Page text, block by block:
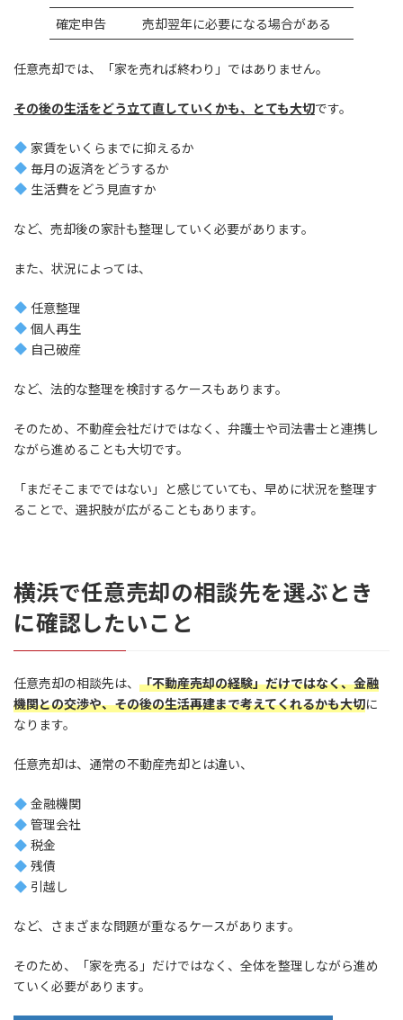
確定申告
売却翌年に必要になる場合がある
任意売却では、「家を売れば終わり」ではありません。
その後の生活をどう立て直していくかも、とても大切です。
家賃をいくらまでに抑えるか
毎月の返済をどうするか
生活費をどう見直すか
など、売却後の家計も整理していく必要があります。
また、状況によっては、
任意整理
個人再生
自己破産
など、法的な整理を検討するケースもあります。
そのため、不動産会社だけではなく、弁護士や司法書士と連携し
ながら進めることも大切です。
「まだそこまでではない」と感じていても、早めに状況を整理す
ることで、選択肢が広がることもあります。
横浜で任意売却の相談先を選ぶとき
に確認したいこと
任意売却の相談先は、 「不動産売却の経験」だけではなく、金融
機関との交渉や、その後の生活再建まで考えてくれるかも大切に
なります。
任意売却は、通常の不動産売却とは違い、
金融機関
管理会社
税金
残債
引越し
など、さまざまな問題が重なるケースがあります。
そのため、「家を売る」だけではなく、全体を整理しながら進め
ていく必要があります。